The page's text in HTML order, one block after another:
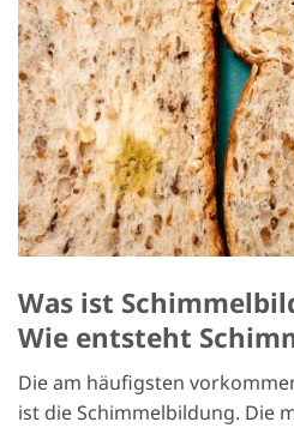
Was ist
Wie entsteht
Die am häufigsten
ist die Schimmelbildung. Die